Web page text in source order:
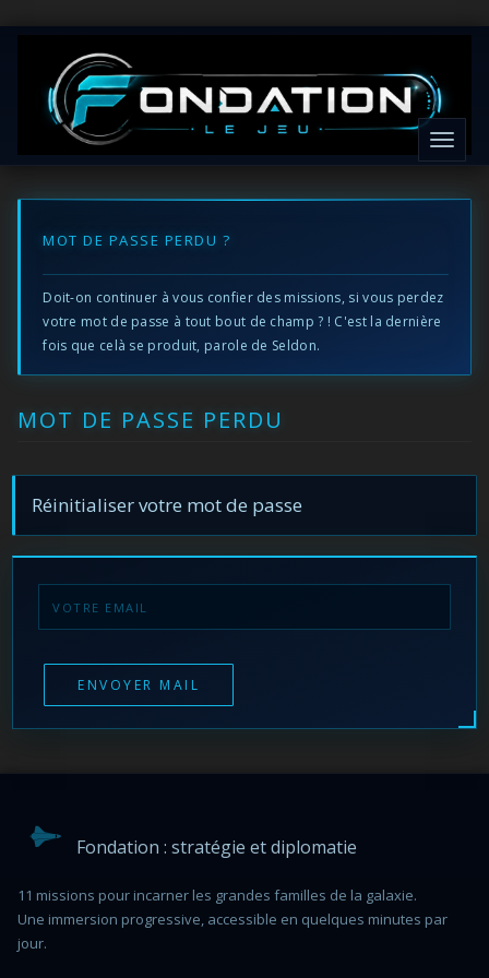
MOT DE PASSE PERDU ?
Doit-on continuer à vous confier des missions, si vous perdez
votre mot de passe à tout bout de champ ? ! C'est la dernière
fois que celà se produit, parole de Seldon.
MOT DE PASSE PERDU
Réinitialiser votre mot de passe
ENVOYER MAIL
Fondation : stratégie et diplomatie
11 missions pour incarner les grandes familles de la galaxie.
Une immersion progressive, accessible en quelques minutes par
jour.